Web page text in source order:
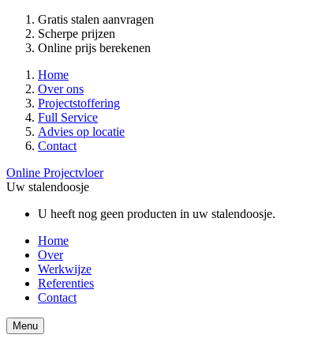
Gratis stalen aanvragen
Scherpe prijzen
Online prijs berekenen
Home
Over ons
Projectstoffering
Full Service
Advies op locatie
Contact
Online Projectvloer
Uw stalendoosje
U heeft nog geen producten in uw stalendoosje.
Home
Over
Werkwijze
Referenties
Contact
Menu